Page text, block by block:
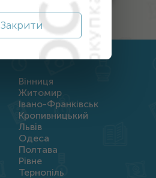
Вінниця
Житомир
Івано-Франківськ
Кропивницький
Львів
Одеса
Полтава
Рівне
Тернопіль
Закрити